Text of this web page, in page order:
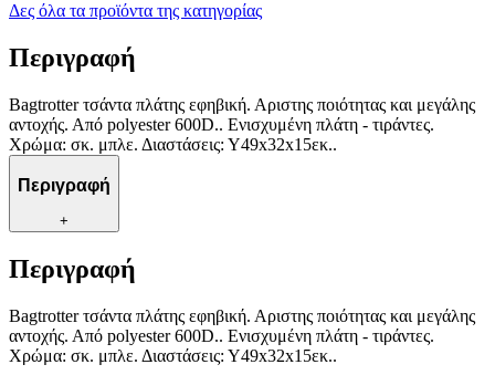
Δες όλα τα προϊόντα της κατηγορίας
Περιγραφή
Bagtrotter τσάντα πλάτης εφηβική. Αριστης ποιότητας και μεγάλης
αντοχής. Από polyester 600D.. Ενισχυμένη πλάτη - τιράντες.
Χρώμα: σκ. μπλε. Διαστάσεις: Υ49x32x15εκ..
Περιγραφή
+
Περιγραφή
Bagtrotter τσάντα πλάτης εφηβική. Αριστης ποιότητας και μεγάλης
αντοχής. Από polyester 600D.. Ενισχυμένη πλάτη - τιράντες.
Χρώμα: σκ. μπλε. Διαστάσεις: Υ49x32x15εκ..